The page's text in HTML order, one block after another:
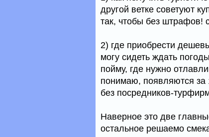
другой ветке советуют
так, чтобы без штрафов!
2) где приобрести
могу сидеть ждать
пойму, где нужно
понимаю, появляются за
без посредников-
Наверное это две
остальное решаемо